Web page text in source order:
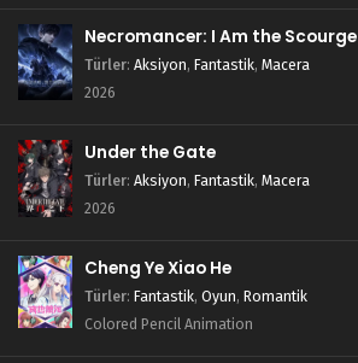
Necromancer: I Am the Scourge
Türler: Aksiyon, Fantastik, Macera
2026
Under the Gate
Türler: Aksiyon, Fantastik, Macera
2026
Cheng Ye Xiao He
Türler: Fantastik, Oyun, Romantik
Colored Pencil Animation